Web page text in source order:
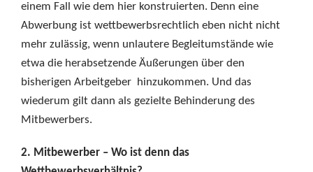
einem Fall wie dem hier konstruierten. Denn eine
Abwerbung ist wettbewerbsrechtlich eben nicht nicht
mehr zulässig, wenn unlautere Begleitumstände wie
etwa die herabsetzende Äußerungen über den
bisherigen Arbeitgeber hinzukommen. Und das
wiederum gilt dann als gezielte Behinderung des
Mitbewerbers.
2. Mitbewerber – Wo ist denn das